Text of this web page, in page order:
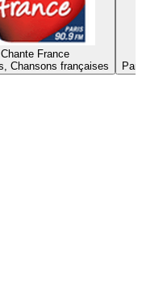
Chante France
Chansons françaises